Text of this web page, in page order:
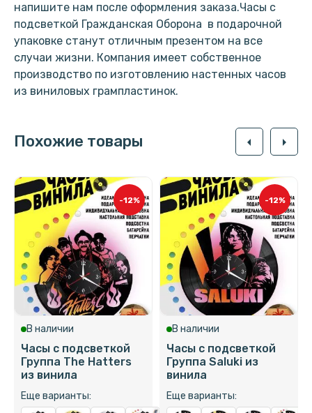
напишите нам после оформления заказа.Часы с
подсветкой Гражданская Оборона в подарочной
упаковке станут отличным презентом на все
случаи жизни. Компания имеет собственное
производство по изготовлению настенных часов
из виниловых грампластинок.
Похожие товары arrow_left arrow_right
-12%
В наличии
Часы с подсветкой
Группа The Hatters
из винила
Еще варианты:
-12%
В наличии
Часы с подсветкой
Группа Saluki из
винила
Еще варианты: